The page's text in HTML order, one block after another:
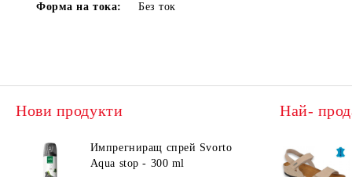
Форма на тока:
Без ток
Нови продукти
Импрегниращ спрей Svorto
Aqua stop - 300 ml
Най-